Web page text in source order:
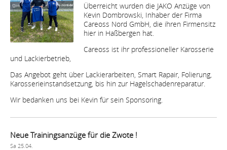
Überreicht wurden die JAKO Anzüge von
Kevin Dombrowski, Inhaber der Firma
Careoss Nord GmbH, die ihren Firmensitz
hier in Haßbergen hat.
Careoss ist ihr professioneller Karosserie
und Lackierbetrieb,
Das Angebot geht über Lackierarbeiten, Smart Rapair, Folierung,
Karosserieinstandsetzung, bis hin zur Hagelschadenreparatur.
Wir bedanken uns bei Kevin für sein Sponsoring.
Neue Trainingsanzüge für die Zwote !
Sa 25.04.